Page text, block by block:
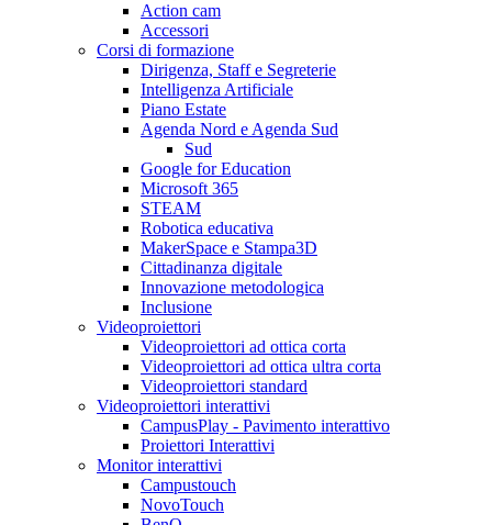
Action cam
Accessori
Corsi di formazione
Dirigenza, Staff e Segreterie
Intelligenza Artificiale
Piano Estate
Agenda Nord e Agenda Sud
Sud
Google for Education
Microsoft 365
STEAM
Robotica educativa
MakerSpace e Stampa3D
Cittadinanza digitale
Innovazione metodologica
Inclusione
Videoproiettori
Videoproiettori ad ottica corta
Videoproiettori ad ottica ultra corta
Videoproiettori standard
Videoproiettori interattivi
CampusPlay - Pavimento interattivo
Proiettori Interattivi
Monitor interattivi
Campustouch
NovoTouch